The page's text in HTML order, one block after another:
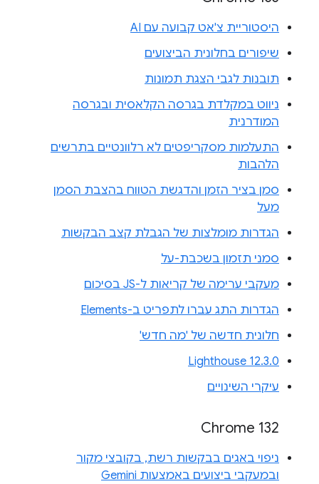
היסטוריית צ'אט קבועה עם AI
שיפורים בחלונית הביצועים
תובנות לגבי הצגת תמונות
ניווט במקלדת בגרסה הקלאסית ובגרסה
המודרנית
התעלמות מסקריפטים לא רלוונטיים בתרשים
הלהבות
סמן בציר הזמן והדגשת הטווח בהצבת הסמן
מעל
הגדרות מומלצות של הגבלת קצב הבקשות
סמני תזמון בשכבת-על
מעקבי ערימה של קריאות ל-JS בסיכום
הגדרות התג עברו לתפריט ב-Elements
חלונית חדשה של 'מה חדש'
Lighthouse 12.3.0
עיקרי השינויים
Chrome 132
ניפוי באגים בבקשות רשת, בקובצי מקור
ובמעקבי ביצועים באמצעות Gemini